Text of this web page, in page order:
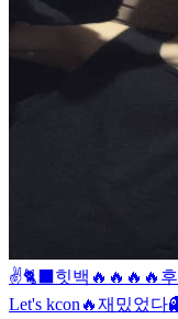
✌️🐈‍⬛ 힛백🔥🔥🔥🔥
Let's kcon🔥재밌었다